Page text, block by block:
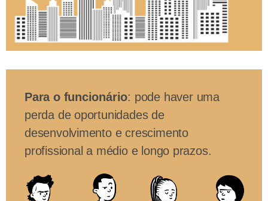
Para o funcionário: pode haver uma
perda de oportunidades de
desenvolvimento e crescimento
profissional a médio e longo prazos.